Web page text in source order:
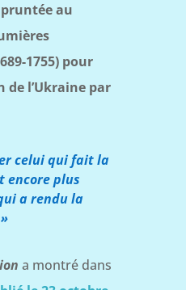
au
1755) pour
de l’Ukraine par
celui qui fait la
encore plus
a rendu la
a montré dans